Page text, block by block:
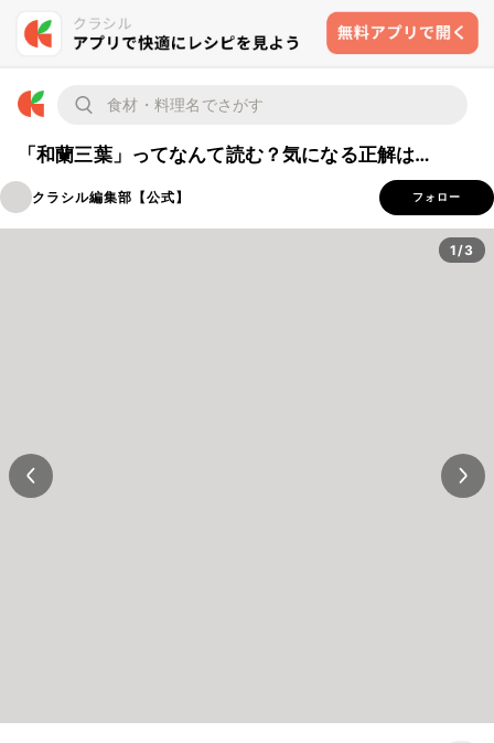
「和蘭三葉」ってなんて読む？気になる正解は…
クラシル編集部【公式】 フォロー
1/3